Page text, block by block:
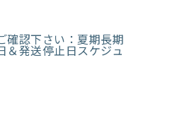
確認下さい：夏期長期
＆発送停止日スケジュ